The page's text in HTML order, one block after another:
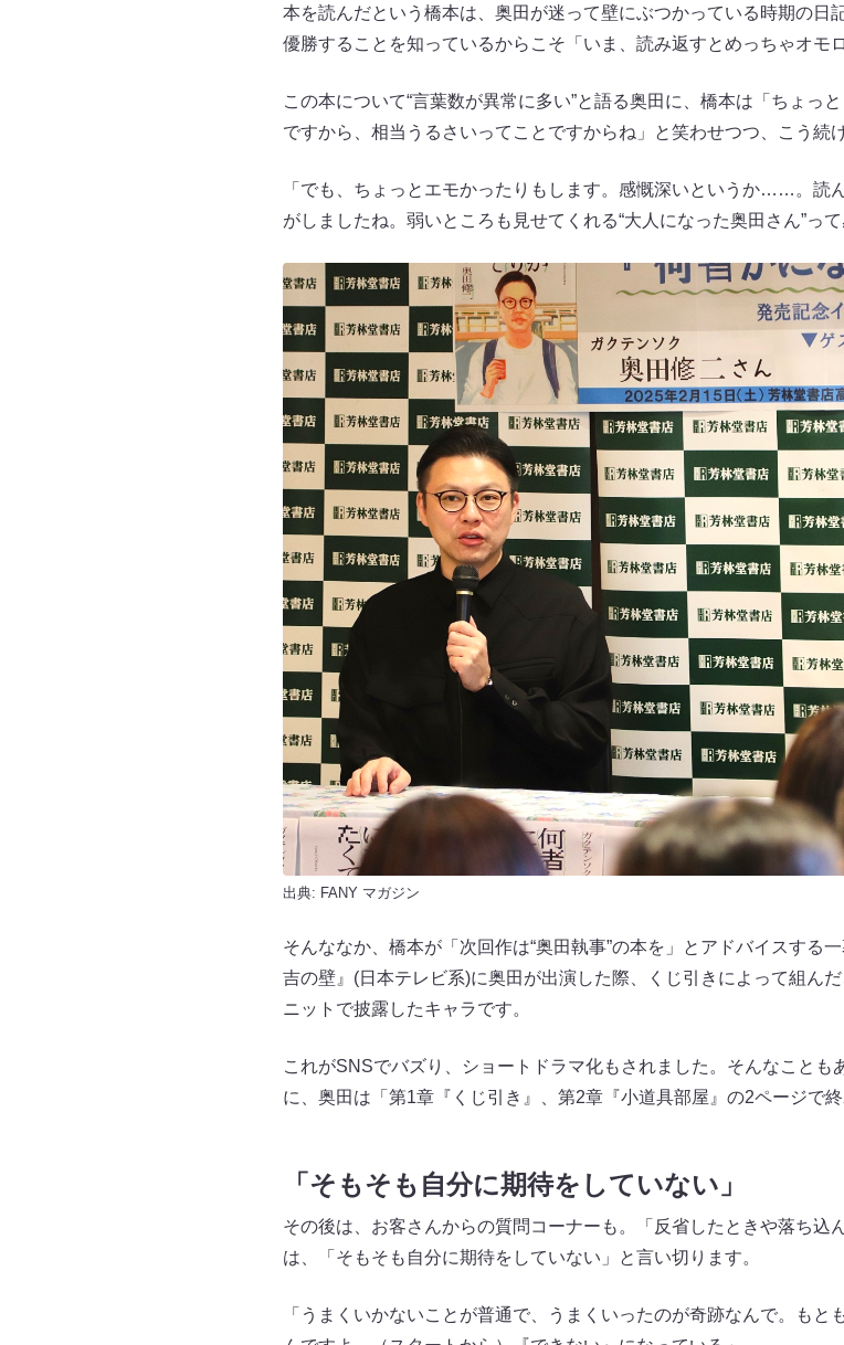
本を読んだという橋本は、奥田が迷って壁にぶつかっている時期の日
優勝することを知っているからこそ「いま、読み返すとめっちゃオモ
この本について“言葉数が異常に多い”と語る奥田に、橋本は「ちょっ
ですから、相当うるさいってことですからね」と笑わせつつ、こう続
「でも、ちょっとエモかったりもします。感慨深いというか……。読
がしましたね。弱いところも見せてくれる“大人になった奥田さん”って
出典: FANY マガジン
そんななか、橋本が「次回作は“奥田執事”の本を」とアドバイスする
吉の壁』(日本テレビ系)に奥田が出演した際、くじ引きによって組ん
ニットで披露したキャラです。
これがSNSでバズり、ショートドラマ化もされました。そんなことも
に、奥田は「第1章『くじ引き』、第2章『小道具部屋』の2ページで
「そもそも自分に期待をしていない」
その後は、お客さんからの質問コーナーも。「反省したときや落ち込
は、「そもそも自分に期待をしていない」と言い切ります。
「うまくいかないことが普通で、うまくいったのが奇跡なんで。も